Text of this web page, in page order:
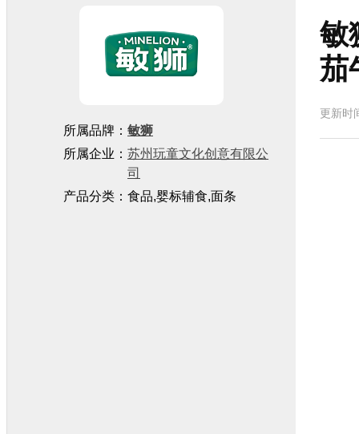
敏
茄
更新时
所属品牌： 敏狮
所属企业： 苏州玩童文化创意有限公
司
产品分类：食品,婴标辅食,面条